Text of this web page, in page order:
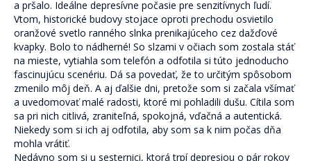
a pršalo. Ideálne depresívne počasie pre senzitívnych ľudí.
Vtom, historické budovy stojace oproti prechodu osvietilo
oranžové svetlo ranného slnka prenikajúceho cez dažďové
kvapky. Bolo to nádherné! So slzami v očiach som zostala stáť
na mieste, vytiahla som telefón a odfotila si túto jednoducho
fascinujúcu scenériu. Dá sa povedať, že to určitým spôsobom
zmenilo môj deň. A aj ďalšie dni, pretože som si začala všímať
a uvedomovať malé radosti, ktoré mi pohladili dušu. Cítila som
sa pri nich citlivá, zraniteľná, spokojná, vďačná a autentická.
Niekedy som si ich aj odfotila, aby som sa k nim počas dňa
mohla vrátiť.
Nedávno som si u sesternici, ktorá trpí depresiou o pár rokov